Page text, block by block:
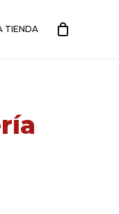
TIENDA